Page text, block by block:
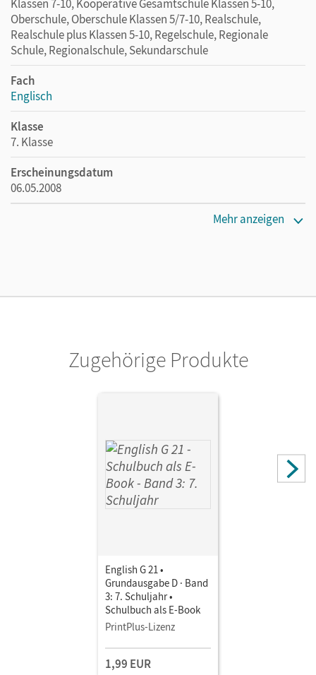
Klassen 7-10, Kooperative Gesamtschule Klassen 5-10,
Oberschule, Oberschule Klassen 5/7-10, Realschule,
Realschule plus Klassen 5-10, Regelschule, Regionale
Schule, Regionalschule, Sekundarschule
Fach
Englisch
Klasse
7. Klasse
Erscheinungsdatum
06.05.2008
Derkow-Disselbeck, Barbara; Abbey, Susan; Woppert, Allen
Mehr anzeigen
Zugehörige Produkte
English G 21 •
Grundausgabe D · Band
3: 7. Schuljahr •
Schulbuch als E-Book
PrintPlus-Lizenz
1,99 EUR